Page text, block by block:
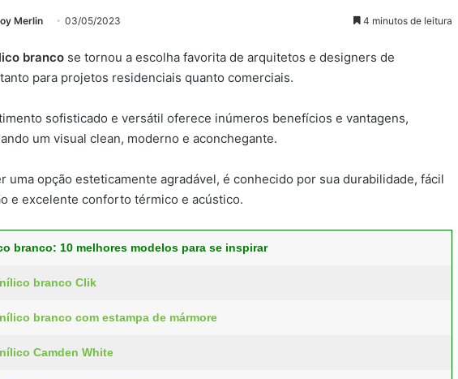
Merlin 03/05/2023 4 minutos de leitura
branco se tornou a escolha favorita de arquitetos e designers de
para projetos residenciais quanto comerciais.
sofisticado e versátil oferece inúmeros benefícios e vantagens,
um visual clean, moderno e aconchegante.
uma opção esteticamente agradável, é conhecido por sua durabilidade, fácil
e excelente conforto térmico e acústico.
branco: 10 melhores modelos para se inspirar
branco Clik
branco com estampa de mármore
Camden White